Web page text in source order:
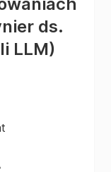
ds.
LLM)